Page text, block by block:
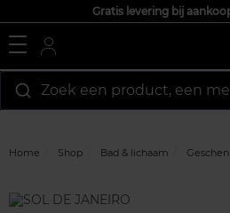
Gratis levering bij
Zoek een product, een
Home Shop Bad & lichaam
Marque